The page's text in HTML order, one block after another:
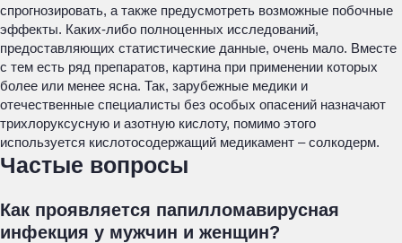
спрогнозировать, а также предусмотреть возможные побочные
эффекты. Каких-либо полноценных исследований,
предоставляющих статистические данные, очень мало. Вместе
с тем есть ряд препаратов, картина при применении которых
более или менее ясна. Так, зарубежные медики и
отечественные специалисты без особых опасений назначают
трихлоруксусную и азотную кислоту, помимо этого
используется кислотосодержащий медикамент – солкодерм.
Частые вопросы
Как проявляется папилломавирусная
инфекция у мужчин и женщин?